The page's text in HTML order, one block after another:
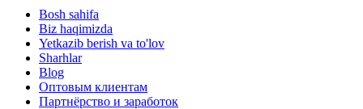
Bosh sahifa
Biz haqimizda
Yetkazib berish va to'lov
Sharhlar
Blog
Оптовым клиентам
Партнёрство и заработок